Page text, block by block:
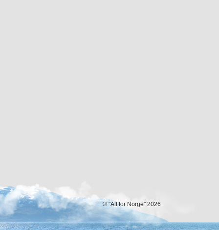
© "Alt for Norge" 2026